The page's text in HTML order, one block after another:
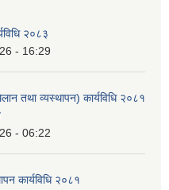
२०८३
- 16:29
तथा व्यस्थापन) कार्यविधि २०८१
- 06:22
कार्यविधि २०८१